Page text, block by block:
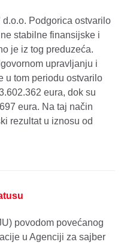
Podgorica ostvarilo
stabilne finansijske i
je iz tog preduzeća.
upravljanju i
u tom periodu ostvarilo
eura, dok su
eura. Na taj način
rezultat u iznosu od
povodom povećanog
u Agenciji za sajber